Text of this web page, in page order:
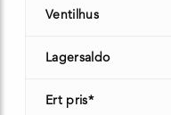
Ventilhus
Lagersaldo
Ert pris*